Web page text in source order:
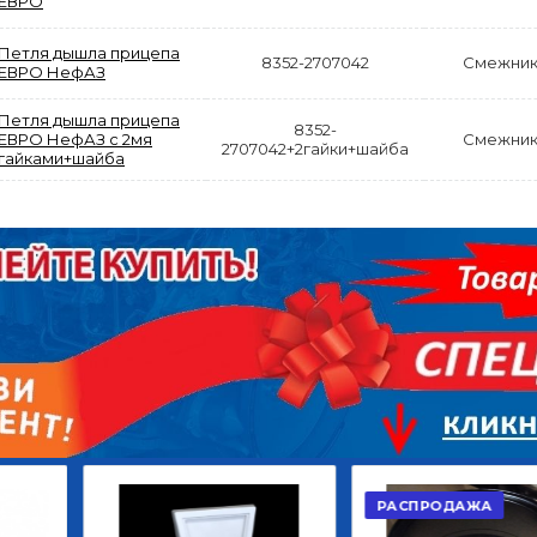
ДИСК СЦЕПЛЕНИЯ
ВЕДОМЫЙ КЛАССИК
GD 5ШТ/КОР
2 422,40 Р
АКЦИЯ
РАСПРОДАЖА
КРУГ ПОВОРОТНЫЙ
10*12ОТВ., Д.102*86
Г.КАЗАНЬ
29 668,20 Р
В КОРЗИНУ
Петля дышла прицепа
ЕВРО НефАЗ
8352-2707042
Петля дышла прицепа
ЕВРО НефАЗ с 2мя
гайками+шайба
8352-
2707042+2гайки+шайба
РАСПРОДАЖА АКЦИЯ